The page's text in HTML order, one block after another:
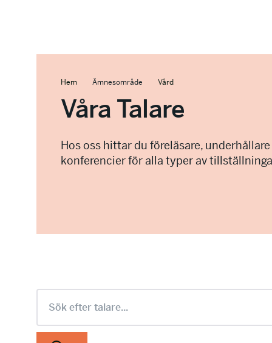
Hem Ämnesområde Vård
Våra Talare
Hos oss hittar du föreläsare,
konferencier för alla typer av